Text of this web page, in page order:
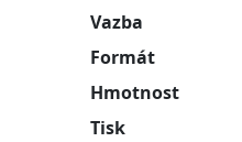
Vazba
Formát
Hmotnost
Tisk